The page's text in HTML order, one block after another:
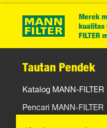
Merek
kualitas
FILTER
Tautan Pendek
Katalog MANN-FILTER
Pencari MANN-FILTER
Peras